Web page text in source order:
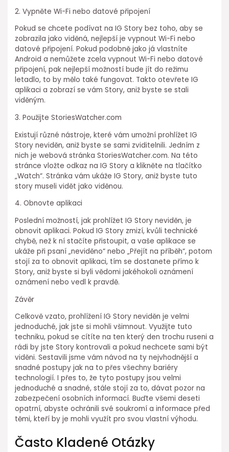
2. Vypněte Wi-Fi nebo datové připojení
Pokud se chcete podívat na IG Story bez toho, aby se
zobrazila jako viděná, nejlepší je vypnout Wi-Fi nebo
datové připojení. Pokud podobně jako já vlastníte
Android a nemůžete zcela vypnout Wi-Fi nebo datové
připojení, pak nejlepší možností bude jít do režimu
letadlo, to by mělo také fungovat. Takto otevřete IG
aplikaci a zobrazí se vám Story, aniž byste se stali
viděným.
3. Použijte StoriesWatcher.com
Existují různé nástroje, které vám umožní prohlížet IG
Story neviděn, aniž byste se sami zviditelnili. Jedním z
nich je webová stránka StoriesWatcher.com. Na této
stránce vložte odkaz na IG Story a klikněte na tlačítko
„Watch“. Stránka vám ukáže IG Story, aniž byste tuto
story museli vidět jako viděnou.
4. Obnovte aplikaci
Poslední možností, jak prohlížet IG Story neviděn, je
obnovit aplikaci. Pokud IG Story zmizí, kvůli technické
chybě, než k ní stačíte přistoupit, a vaše aplikace se
ukáže při psaní „neviděno“ nebo „Přejít na příběh“, potom
stojí za to obnovit aplikaci, tím se dostanete přímo k
Story, aniž byste si byli vědomi jakéhokoli oznámení
oznámení nebo vedl k pravdě.
Závěr
Celkově vzato, prohlížení IG Story neviděn je velmi
jednoduché, jak jste si mohli všimnout. Využijte tuto
techniku, pokud se cítíte na ten který den trochu ruseni a
rádi by jste Story kontrovali a pokud nechcete sami být
viděni. Sestavili jsme vám návod na ty nejvhodnější a
snadné postupy jak na to přes všechny bariéry
technologií. I přes to, že tyto postupy jsou velmi
jednoduché a snadné, stále stojí za to, dávat pozor na
zabezpečení osobních informací. Buďte všemi deseti
opatrní, abyste ochránili své soukromí a informace před
těmi, kteří by je mohli využít pro svou vlastní výhodu.
Často Kladené Otázky